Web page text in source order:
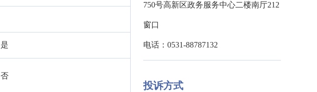
是
否
750号高新区政务服务中心二楼南厅212
窗口
电话：0531-88787132
投诉方式